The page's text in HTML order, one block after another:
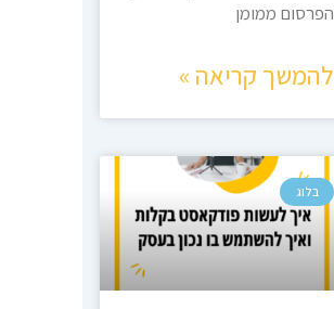
הפרסום ממומן
להמשך קריאה »
בלוג